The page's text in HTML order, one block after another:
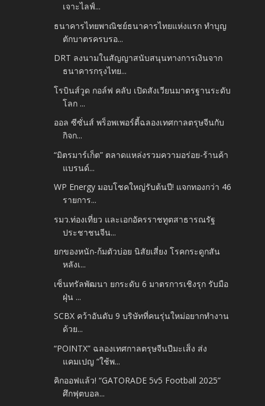
เจาะไลฟ์...
ธนาคารไทยพาณิชย์ธนาคารไทยแห่งแรก ทำบุญ
ตักบาตรครบรอ...
DRT ลงนามในสัญญาสนับสนุนทางการเงินจาก
ธนาคารกรุงไทย...
โรบินส์วูด กอล์ฟ คลับ เปิดสังเวียนมาตรฐานระดับ
โลก ...
ออล ซีซั่นส์ พร็อพเพอร์ตี้ฉลองเทศกาลตรุษจีนกับ
กิจก...
“มิตรมาร์เก็ต” ตลาดแหล่งรวมความอร่อย-ร้านค้า
แบรนด์...
WP Energy มอบโชคใหญ่รับต้นปี! แจกทองกว่า 46
รายการ...
รมว.ท่องเที่ยว และเอกอัครราชทูตสาธารณรัฐ
ประชาชนจีน...
ยกของหนัก-ก้มตัวบ่อย นิสัยเสี่ยง โรคกระดูกสัน
หลังเ...
เซ็นทรัลพัฒนา ยกระดับ 6 มาตรการเชิงรุก รับมือ
ฝุ่น ...
SCBX คว้าอันดับ 9 บริษัทที่คนรุ่นใหม่อยากทำงาน
ด้วย...
“POINTX” ฉลองเทศกาลตรุษจีนปีมะเส็ง ส่ง
แคมเปญ “ใช้พ...
คิกออฟแล้ว! “GATORADE 5v5 Football 2025”
ศึกฟุตบอล...